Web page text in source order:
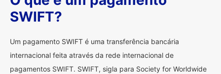
SWIFT?
Um pagamento SWIFT é uma transferência bancária
internacional feita através da rede internacional de
pagamentos SWIFT. SWIFT, sigla para Society for Worldwide